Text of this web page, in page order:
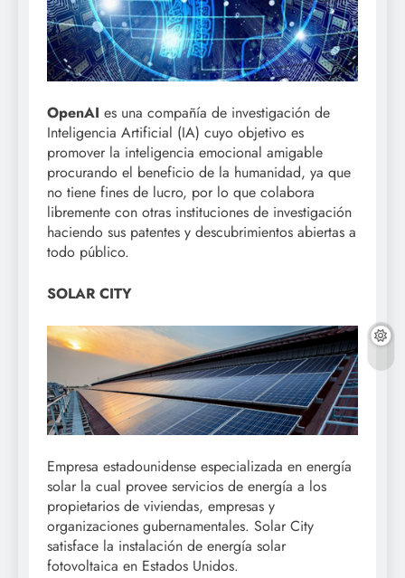
OpenAI es una compañía de investigación de
Inteligencia Artificial (IA) cuyo objetivo es
promover la inteligencia emocional amigable
procurando el beneficio de la humanidad, ya que
no tiene fines de lucro, por lo que colabora
libremente con otras instituciones de investigación
haciendo sus patentes y descubrimientos abiertas a
todo público.
SOLAR CITY
Empresa estadounidense especializada en energía
solar la cual provee servicios de energía a los
propietarios de viviendas, empresas y
organizaciones gubernamentales. Solar City
satisface la instalación de energía solar
fotovoltaica en Estados Unidos.